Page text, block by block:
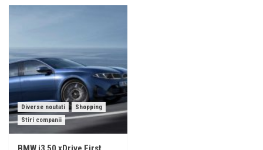
Diverse noutati
Shopping
Stiri companii